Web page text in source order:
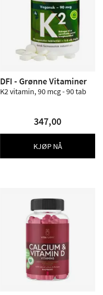
DFI - Grønne Vitaminer
K2 vitamin, 90 mcg - 90 tab
347,00
KJØP NÅ